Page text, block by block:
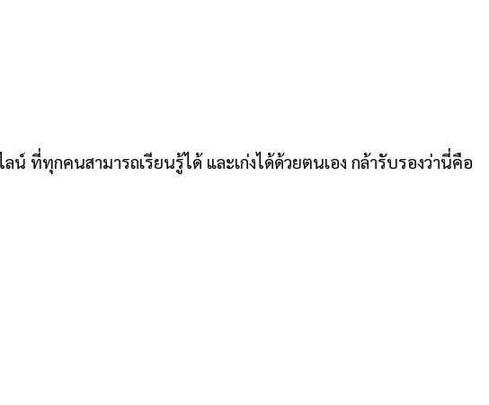
ที่ทุกคนสามารถเรียนรู้ได้ และเก่งได้ด้วยตนเอง กล้ารับรองว่านี่คือ